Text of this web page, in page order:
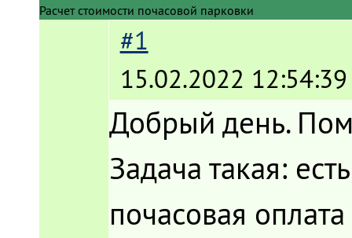
Расчет стоимости почасовой парковки
#1
15.02.2022 12:54:39
Добрый день.
Задача такая:
почасовая